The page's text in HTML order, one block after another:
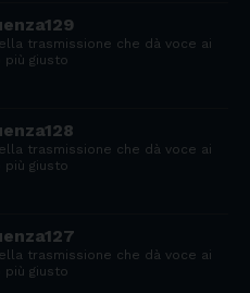
trasmissione che dà voce ai
più giusto
trasmissione che dà voce ai
più giusto
trasmissione che dà voce ai
più giusto